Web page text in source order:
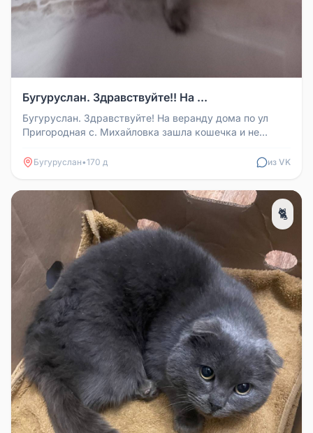
Бугуруслан. Здравствуйте!! На ...
Бугуруслан. Здравствуйте! На веранду дома по ул
Пригородная с. Михайловка зашла кошечка и не
Бугуруслан•170 д из VK
🐈